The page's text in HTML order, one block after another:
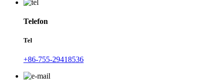
Telefon
Tel
+86-755-29418536